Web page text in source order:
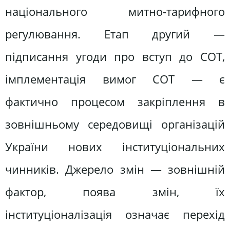
національного митно-тарифного
регулювання. Етап другий —
підписання угоди про вступ до СОТ,
імплементація вимог СОТ — є
фактично процесом закріплення в
зовнішньому середовищі організацій
України нових інституціональних
чинників. Джерело змін — зовнішній
фактор, поява змін, їх
інституціоналізація означає перехід